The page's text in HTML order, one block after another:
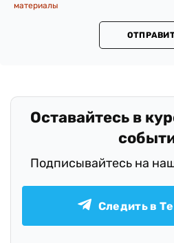
материалы
Оставайтесь в
Подписывайтесь на
Следить в